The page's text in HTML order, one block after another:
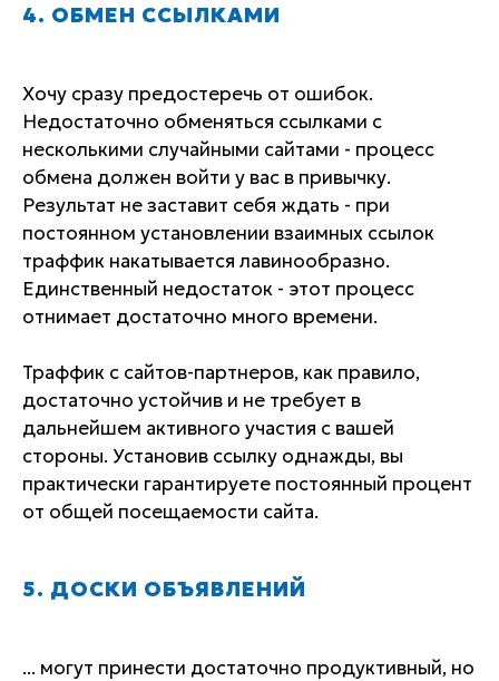
4. ОБМЕН ССЫЛКАМИ
Хочу сразу предостеречь от ошибок.
Недостаточно обменяться ссылками с
несколькими случайными сайтами - процесс
обмена должен войти у вас в привычку.
Результат не заставит себя ждать - при
постоянном установлении взаимных ссылок
траффик накатывается лавинообразно.
Единственный недостаток - этот процесс
отнимает достаточно много времени.
Траффик с сайтов-партнеров, как правило,
достаточно устойчив и не требует в
дальнейшем активного участия с вашей
стороны. Установив ссылку однажды, вы
практически гарантируете постоянный процент
от общей посещаемости сайта.
5. ДОСКИ ОБЪЯВЛЕНИЙ
... могут принести достаточно продуктивный, но